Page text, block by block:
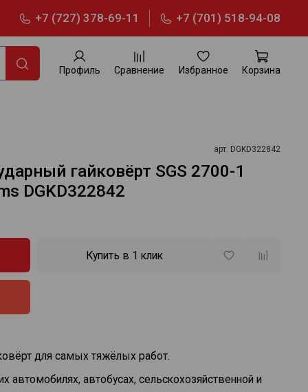
+7 (727) 378-69-11 +7 (701) 518-94-08
Профиль Сравнение Избранное Корзина
арт. DGKD322842
гайковёрт SGS 2700-1
DGKD322842
Купить в 1 клик
для самых тяжёлых работ.
автомобилях, автобусах, сельскохозяйственной и